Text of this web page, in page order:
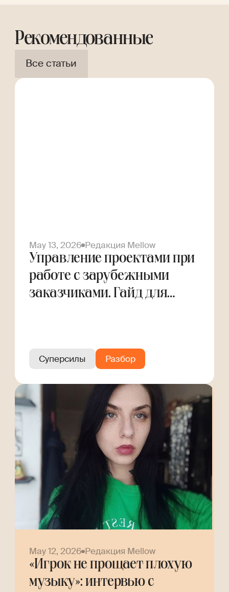
Рекомендованные
Все статьи
May 13, 2026 Редакция Mellow
Управление проектами при
работе с зарубежными
заказчиками. Гайд для
Суперсилы Разбор
May 12, 2026 Редакция Mellow
«Игрок не прощает плохую
музыку»: интервью с